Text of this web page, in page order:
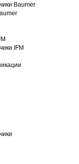
Baumer
IFM